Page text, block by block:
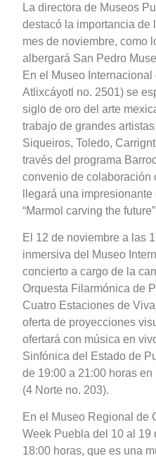
La directora de Museos
destacó la importancia de
mes de noviembre, como
albergará San Pedro
En el Museo
Atlixcáyotl no. 2501) se
siglo de oro del arte
trabajo de grandes
Siqueiros, Toledo,
través del programa
convenio de colaboración
llegará una
“Marmol carving the
El 12 de noviembre a las
inmersiva del Museo
concierto a cargo de la
Orquesta Filarmónica de
Cuatro Estaciones de
oferta de proyecciones
ofertará con música en
Sinfónica del Estado de
de 19:00 a 21:00 horas
(4 Norte no. 203).
En el Museo Regional de
Week Puebla del 10 al 19
18:00 horas, que es una